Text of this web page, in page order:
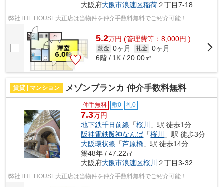
大阪府大阪市浪速区稲荷２丁目7-18
弊社THE HOUSE大正店は当物件を仲介手数料無料でご紹介可能！
5.2万円 (管理費等：8,000円 )
敷金 0ヶ月 礼金 0ヶ月
6階 / 1K / 20.00㎡
賃貸 | マンション メゾンブランカ 仲介手数料無料
仲手無料 敷0 礼0
7.3万円
地下鉄千日前線 「桜川
」駅 徒歩1分
阪神電鉄阪神なんば「桜川
」駅 徒歩3分
大阪環状線 「芦原橋 」駅 徒歩14分
築48年 / 47.22㎡
大阪府大阪市浪速区桜川 ２丁目3-32
弊社THE HOUSE大正店は当物件を仲介手数料無料でご紹介可能！